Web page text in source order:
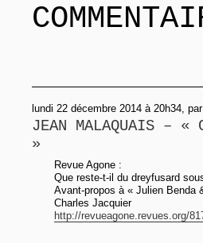
lundi 22 décembre 2014 à 20h34,
JEAN MALAQUAIS – «
»
Revue Agone :
Que reste-t-il du dreyfusard
Avant-propos à « Julien Benda
Charles Jacquier
http://revueagone.revues.org/